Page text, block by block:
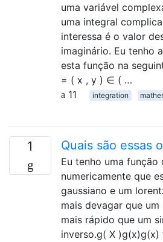
uma variável
uma integral
interessa é o valor
imaginário. Eu tenho
esta função na
= ( x , y ) ∈ ( …
11
integration
1 Quais são essas
Eu tenho uma função
numericamente que
gaussiano e um
mais devagar que um
mais rápido que um
inverso.g( X